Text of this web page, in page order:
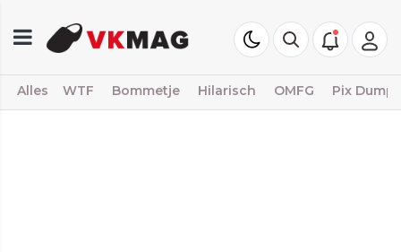
Alles WTF Bommetje Hilarisch OMFG Pix Dump